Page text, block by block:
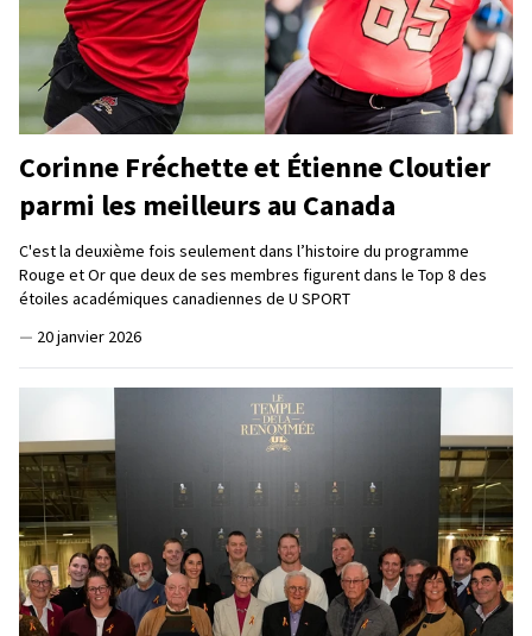
Corinne Fréchette et Étienne Cloutier
parmi les meilleurs au Canada
C'est la deuxième fois seulement dans l’histoire du programme
Rouge et Or que deux de ses membres figurent dans le Top 8 des
étoiles académiques canadiennes de U SPORT
— 20 janvier 2026